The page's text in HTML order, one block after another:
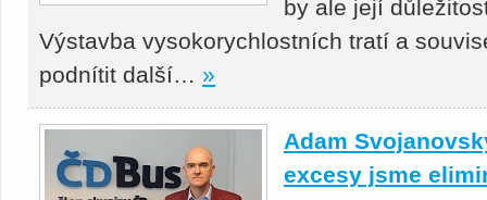
by ale její
Výstavba vysokorychlostních tratí a
podnítit další… »
Adam
excesy jsme